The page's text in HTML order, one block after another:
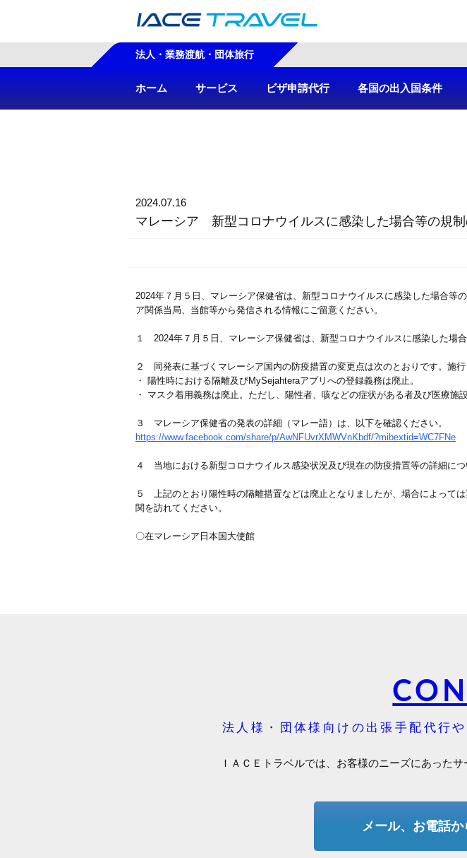
法人・業務渡航・団体旅行
ホーム サービス ビザ申請代行 各国の出入国条件
2024.07.16
マレーシア 新型コロナウイルスに感染した場合等の規
2024年７月５日、マレーシア保健省は、新型コロナウイルスに感染した場合
ア関係当局、当館等から発信される情報にご留意ください。
１ 2024年７月５日、マレーシア保健省は、新型コロナウイルスに感染した場
２ 同発表に基づくマレーシア国内の防疫措置の変更点は次のとおりです。施行
・ 陽性時における隔離及びMySejahteraアプリへの登録義務は廃止。
・ マスク着用義務は廃止。ただし、陽性者、咳などの症状がある者及び医療施
３ マレーシア保健省の発表の詳細（マレー語）は、以下を確認ください。
https://www.facebook.com/share/p/AwNFUvrXMWVnKbdf/?mibextid=WC7FNe
４ 当地における新型コロナウイルス感染状況及び現在の防疫措置等の詳細につ
５ 上記のとおり陽性時の隔離措置などは廃止となりましたが、場合によって
関を訪れてください。
〇在マレーシア日本国大使館
法人様・団体様向けの出張手配代行
ＩＡＣＥトラベルでは、お客様のニーズにあった
メール、お電話